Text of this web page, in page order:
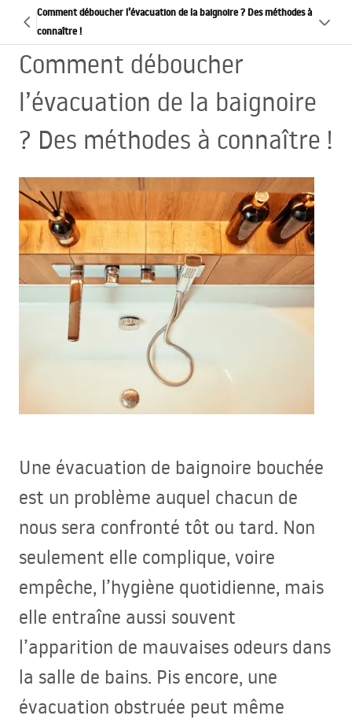
Comment déboucher l’évacuation de la baignoire ? Des méthodes à
connaître !
Comment déboucher
l’évacuation de la baignoire
? Des méthodes à connaître !
Une évacuation de baignoire bouchée
est un problème auquel chacun de
nous sera confronté tôt ou tard. Non
seulement elle complique, voire
empêche, l’hygiène quotidienne, mais
elle entraîne aussi souvent
l’apparition de mauvaises odeurs dans
la salle de bains. Pis encore, une
évacuation obstruée peut même